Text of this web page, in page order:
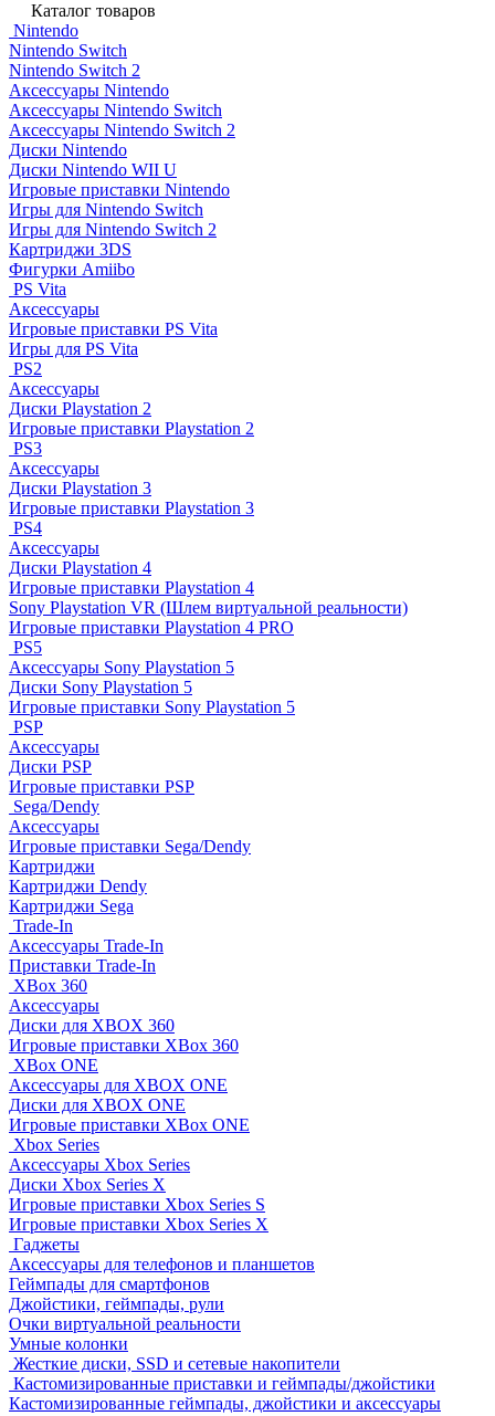
Каталог товаров
Nintendo
Nintendo Switch
Nintendo Switch 2
Аксессуары Nintendo
Аксессуары Nintendo Switch
Аксессуары Nintendo Switch 2
Диски Nintendo
Диски Nintendo WII U
Игровые приставки Nintendo
Игры для Nintendo Switch
Игры для Nintendo Switch 2
Картриджи 3DS
Фигурки Amiibo
PS Vita
Аксессуары
Игровые приставки PS Vita
Игры для PS Vita
PS2
Аксессуары
Диски Playstation 2
Игровые приставки Playstation 2
PS3
Аксессуары
Диски Playstation 3
Игровые приставки Playstation 3
PS4
Аксессуары
Диски Playstation 4
Игровые приставки Playstation 4
Sony Playstation VR (Шлем виртуальной реальности)
Игровые приставки Playstation 4 PRO
PS5
Аксессуары Sony Playstation 5
Диски Sony Playstation 5
Игровые приставки Sony Playstation 5
PSP
Аксессуары
Диски PSP
Игровые приставки PSP
Sega/Dendy
Аксессуары
Игровые приставки Sega/Dendy
Картриджи
Картриджи Dendy
Картриджи Sega
Trade-In
Аксессуары Trade-In
Приставки Trade-In
XBox 360
Аксессуары
Диски для XBOX 360
Игровые приставки XBox 360
XBox ONE
Аксессуары для XBOX ONE
Диски для XBOX ONE
Игровые приставки XBox ONE
Xbox Series
Аксессуары Xbox Series
Диски Xbox Series X
Игровые приставки Xbox Series S
Игровые приставки Xbox Series X
Гаджеты
Аксессуары для телефонов и планшетов
Геймпады для смартфонов
Джойстики, геймпады, рули
Очки виртуальной реальности
Умные колонки
Жесткие диски, SSD и сетевые накопители
Кастомизированные приставки и геймпады/джойстики
Кастомизированные геймпады, джойстики и аксессуары